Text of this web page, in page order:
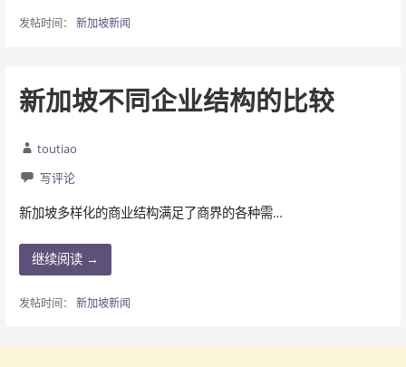
发帖时间： 新加坡新闻
新加坡不同企业结构的比较
toutiao
写评论
新加坡多样化的商业结构满足了商界的各种需…
继续阅读 →
发帖时间： 新加坡新闻